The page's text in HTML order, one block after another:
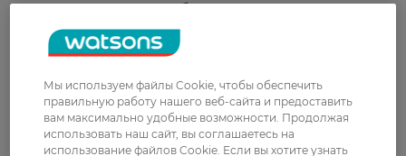
0 0 відгуків
Мы используем файлы Cookie, чтобы обеспечить
правильную работу нашего веб-сайта и предоставить
вам максимально удобные возможности. Продолжая
использовать наш сайт, вы соглашаетесь на
использование файлов Cookie. Если вы хотите узнать